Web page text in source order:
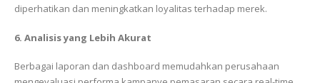
diperhatikan dan meningkatkan loyalitas terhadap merek.
6. Analisis yang Lebih Akurat
Berbagai laporan dan dashboard memudahkan perusahaan